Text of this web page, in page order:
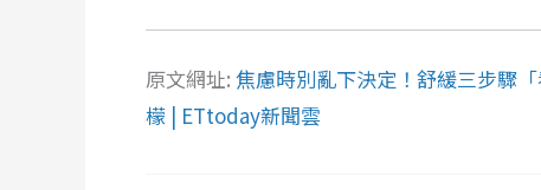
原文網址: 焦慮時別亂下決定！舒緩三步驟
檬 | ETtoday新聞雲